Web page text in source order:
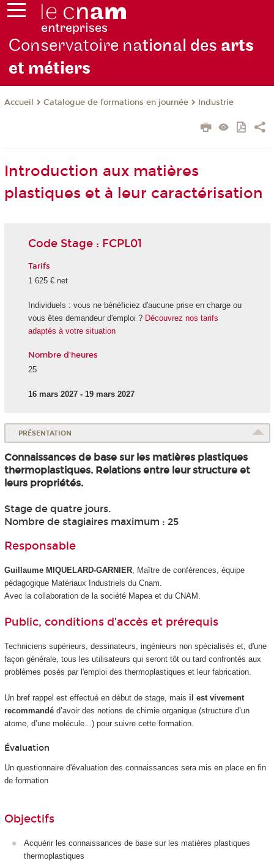
Conservatoire national des arts
et métiers
Accueil Catalogue de formations en journée Industrie
Introduction aux matières
plastiques et à leur caractérisation
Code Stage : FCPL01
Tarifs
1 625 € net
Individuels : vous ne bénéficiez d'aucune prise en charge ou
vous êtes demandeur d'emploi ? Découvrez nos tarifs
adaptés à votre situation
Nombre d'heures
25
16 mars 2027 - 19 mars 2027
PRÉSENTATION
Connaissances de base sur les matières plastiques
thermoplastiques. Relations entre leur structure et
leurs propriétés.
Stage de quatre jours.
Nombre de stagiaires maximum : 25
Responsable
Guillaume MIQUELARD-GARNIER, Maître de conférences, équipe
pédagogique Matériaux Industriels du Cnam.
Avec la collaboration de la société Mapea et du CNAM.
Public, conditions d’accès et prérequis
Techniciens supérieurs, dessinateurs, ingénieurs non spécialisés et, d'une
façon générale, tous les utilisateurs qui seront tôt ou tard confrontés aux
problèmes posés par l'emploi des thermoplastiques et leur fabrication.
Un bref rappel est effectué en début de stage, mais il est vivement
recommandéd’avoir des notions de chimie organique (structure d’un
atome, d’une molécule...) pour suivre cette formation.
Évaluation
Un questionnaire d'évaluation des connaissances sera mis en place en fin
de formation
Objectifs
Acquérir les connaissances de base sur les matières plastiques
thermoplastiques